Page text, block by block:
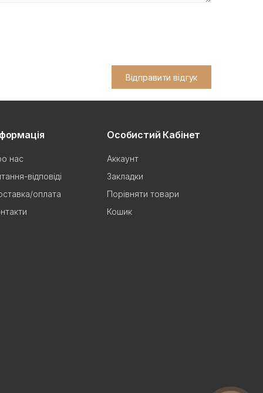
Відправити відгук
нас
відповіді
оплата
Особистий Кабінет
Аккаунт
Закладки
Порівняти товари
Кошик